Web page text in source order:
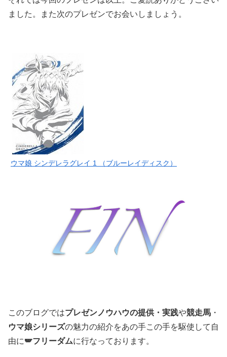
ました。また次のプレゼンでお会いしましょう。
ウマ娘 シンデレラグレイ 1 （ブルーレイディスク）
このブログではプレゼンノウハウの提供・実践や競走馬 ・
ウマ娘シリーズの魅力の紹介をあの手この手を駆使して自
由に🪽フリーダムに行なっております。